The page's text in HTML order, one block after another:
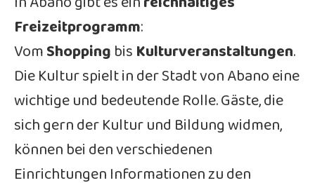
Freizeitprogramm:
VomShoppingbisKulturveranstaltungen.
Die Kultur spielt in der Stadt von Abano eine
wichtige und bedeutende Rolle. Gäste, die
sich gern der Kultur und Bildung widmen,
können bei den verschiedenen
Einrichtungen Informationen zu den